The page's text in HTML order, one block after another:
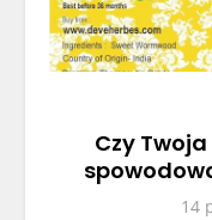
Czy
14